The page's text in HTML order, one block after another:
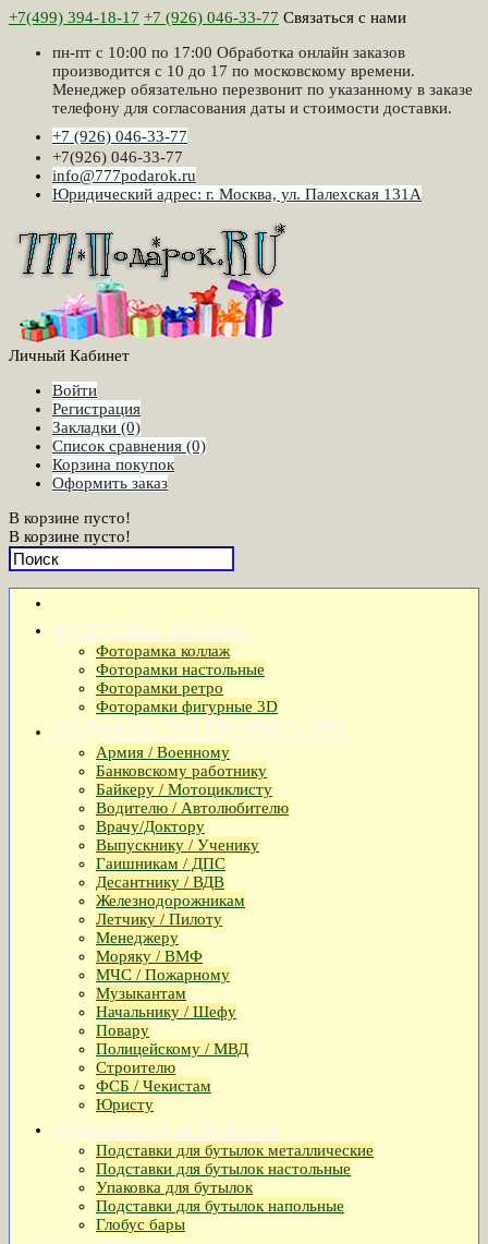
+7(499) 394-18-17 +7 (926) 046-33-77 Связаться с нами
пн-пт с 10:00 по 17:00 Обработка онлайн заказов
производится с 10 до 17 по московскому времени.
Менеджер обязательно перезвонит по указанному в заказе
телефону для согласования даты и стоимости доставки.
+7 (926) 046-33-77
+7(926) 046-33-77
info@777podarok.ru
Юридический адрес: г. Москва, ул. Палехская 131А
Личный Кабинет
Войти
Регистрация
Закладки (0)
Список сравнения (0)
Корзина покупок
Оформить заказ
В корзине пусто!
В корзине пусто!
Фоторамки коллажи
Фоторамка коллаж
Фоторамки настольные
Фоторамки ретро
Фоторамки фигурные 3D
ПОДАРОК ПО ПРОФЕССИИ
Армия / Военному
Банковскому работнику
Байкеру / Мотоциклисту
Водителю / Автолюбителю
Врачу/Доктору
Выпускнику / Ученику
Гаишникам / ДПС
Десантнику / ВДВ
Железнодорожникам
Летчику / Пилоту
Менеджеру
Моряку / ВМФ
МЧС / Пожарному
Музыкантам
Начальнику / Шефу
Повару
Полицейскому / МВД
Строителю
ФСБ / Чекистам
Юристу
Подставки для бутылок
Подставки для бутылок металлические
Подставки для бутылок настольные
Упаковка для бутылок
Подставки для бутылок напольные
Глобус бары